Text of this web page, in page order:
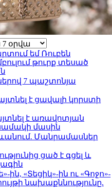
եմ Ռուբեն
թուրք տեսած
7 պաշտոնյա
է ցավալի կորստի
է առավոտյան
մասին
Մանրամասներ
ցած է գցել և
ին, «Տեցիկ»-ին ու «Գոջո»-
նախաքննությունը.